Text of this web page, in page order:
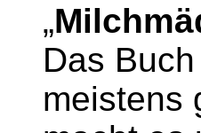
„
Das
meistens